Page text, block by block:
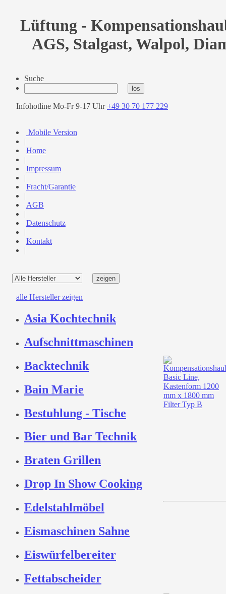
Lüftung -
AGS, Stalgast, Walpol,
Suche
Infohotline Mo-Fr 9-17 Uhr+49 30 70 177 229
Mobile Version
|
Home
|
Impressum
|
Fracht/Garantie
|
AGB
|
Datenschutz
|
Kontakt
|
alle Hersteller zeigen
Asia Kochtechnik
Aufschnittmaschinen
Backtechnik
Bain Marie
Bestuhlung - Tische
Bier und Bar Technik
Braten Grillen
Drop In Show Cooking
Edelstahlmöbel
Eismaschinen Sahne
Eiswürfelbereiter
Fettabscheider